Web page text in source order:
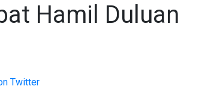
Hamil Duluan